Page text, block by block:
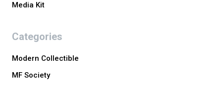
Media Kit
Categories
Modern Collectible
MF Society